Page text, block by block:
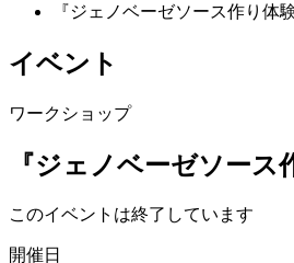
『ジェノベーゼソース作り体
イベント
ワークショップ
『ジェノベーゼソース
このイベントは終了しています
開催日